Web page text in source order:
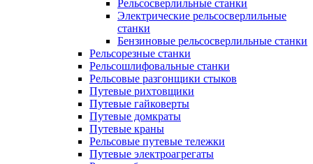
Рельсосверлильные станки
Электрические рельсосверлильные
станки
Бензиновые рельсосверлильные станки
Рельсорезные станки
Рельсошлифовальные станки
Рельсовые разгонщики стыков
Путевые рихтовщики
Путевые гайковерты
Путевые домкраты
Путевые краны
Рельсовые путевые тележки
Путевые электроагрегаты